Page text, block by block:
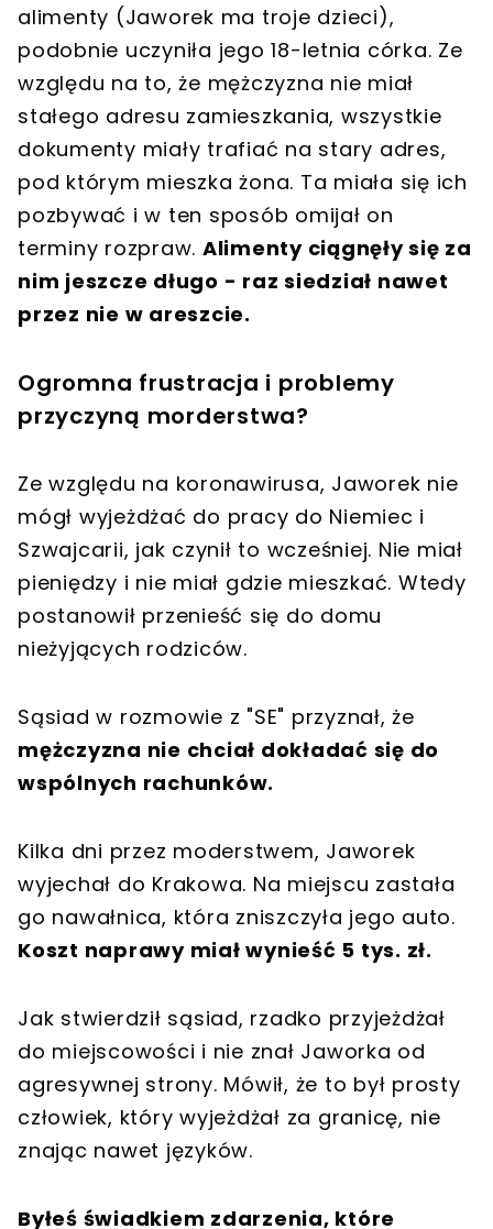
alimenty (Jaworek ma troje dzieci),
podobnie uczyniła jego 18-letnia córka. Ze
względu na to, że mężczyzna nie miał
stałego adresu zamieszkania, wszystkie
dokumenty miały trafiać na stary adres,
pod którym mieszka żona. Ta miała się ich
pozbywać i w ten sposób omijał on
terminy rozpraw. Alimenty ciągnęły się za
nim jeszcze długo - raz siedział nawet
przez nie w areszcie.
Ogromna frustracja i problemy
przyczyną morderstwa?
Ze względu na koronawirusa, Jaworek nie
mógł wyjeżdżać do pracy do Niemiec i
Szwajcarii, jak czynił to wcześniej. Nie miał
pieniędzy i nie miał gdzie mieszkać. Wtedy
postanowił przenieść się do domu
nieżyjących rodziców.
Sąsiad w rozmowie z "SE" przyznał, że
mężczyzna nie chciał dokładać się do
wspólnych rachunków.
Kilka dni przez moderstwem, Jaworek
wyjechał do Krakowa. Na miejscu zastała
go nawałnica, która zniszczyła jego auto.
Koszt naprawy miał wynieść 5 tys. zł.
Jak stwierdził sąsiad, rzadko przyjeżdżał
do miejscowości i nie znał Jaworka od
agresywnej strony. Mówił, że to był prosty
człowiek, który wyjeżdżał za granicę, nie
znając nawet języków.
Byłeś świadkiem zdarzenia, które